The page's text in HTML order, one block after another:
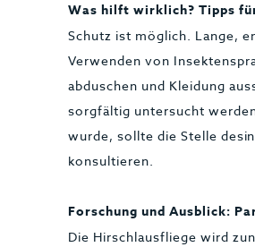
Was hilft wirklich? Tipps
Schutz ist möglich. Lange,
Verwenden von
abduschen und Kleidung
sorgfältig untersucht
wurde, sollte die Stelle
konsultieren.
Forschung und Ausblick:
Die Hirschlausfliege wird